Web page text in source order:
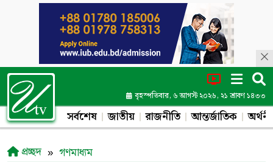
বৃহস্পতিবার, ৬ আগস্ট ২০২৬, ২১ শ্রাবণ ১৪৩৩
সর্বশেষ জাতীয় রাজনীতি আন্তর্জাতিক
প্রচ্ছদ গণমাধ্যম